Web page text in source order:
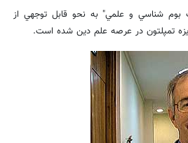
بوم شناسي و علمي" به نحو قابل توجهي از